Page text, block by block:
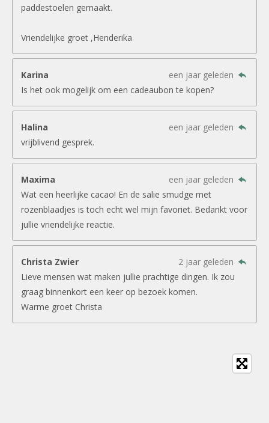
paddestoelen gemaakt.
Vriendelijke groet ,Henderika
Karina
een jaar geleden
Is het ook mogelijk om een cadeaubon te kopen?
Halina
een jaar geleden
vrijblivend gesprek.
Maxima
een jaar geleden
Wat een heerlijke cacao! En de salie smudge met
rozenblaadjes is toch echt wel mijn favoriet. Bedankt voor
jullie vriendelijke reactie.
Christa Zwier
2 jaar geleden
Lieve mensen wat maken jullie prachtige dingen. Ik zou
graag binnenkort een keer op bezoek komen.
Warme groet Christa